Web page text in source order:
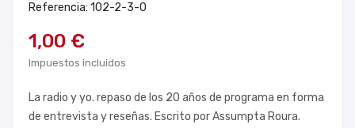
Referencia: 102-2-3-0
1,00 €
Impuestos incluidos
La radio y yo. repaso de los 20 años de programa en forma
de entrevista y reseñas. Escrito por Assumpta Roura.